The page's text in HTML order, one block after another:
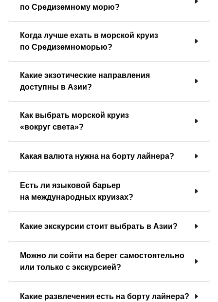
по Средиземному морю?
Когда лучше ехать в морской круиз
по Средиземноморью?
Какие экзотические направления
доступны в Азии?
Как выбрать морской круиз
«вокруг света»?
Какая валюта нужна на борту лайнера?
Есть ли языковой барьер
на международных круизах?
Какие экскурсии стоит выбрать в Азии?
Можно ли сойти на берег самостоятельно
или только с экскурсией?
Какие развлечения есть на борту лайнера?